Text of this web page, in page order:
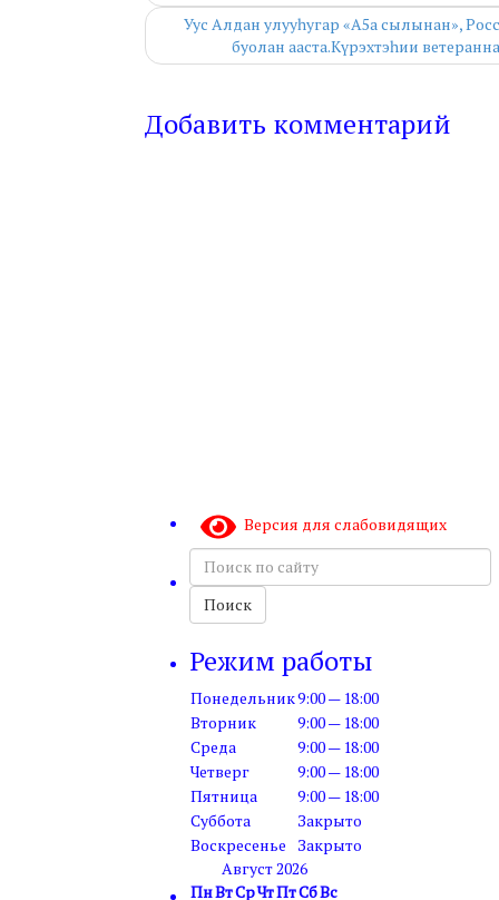
Уус Алдан улууһугар «А5а сылынан»,
буолан ааста.Күрэхтэһии
Добавить комментарий
Версия для слабовидящих
Поиск
по
сайту
Поиск
Режим работы
Понедельник9:00 — 18:00
Вторник
9:00 — 18:00
Среда
9:00 — 18:00
Четверг
9:00 — 18:00
Пятница
9:00 — 18:00
Суббота
Закрыто
Воскресенье
Закрыто
Август 2026
ПнВтСрЧтПтСбВс